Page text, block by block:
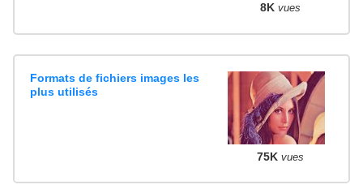
8K vues
Formats de fichiers images les
plus utilisés
75K vues